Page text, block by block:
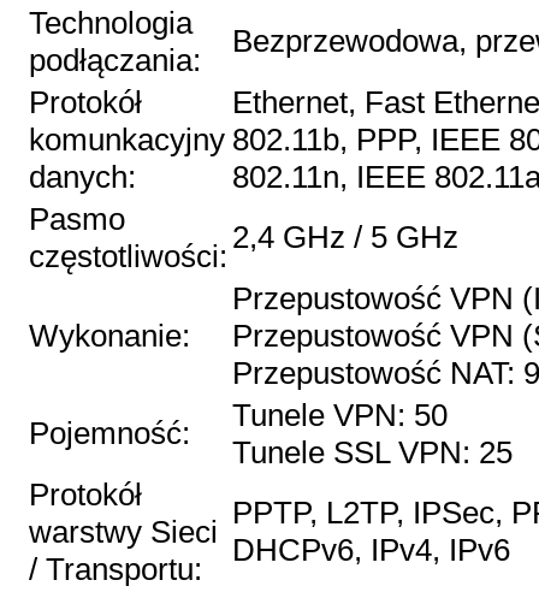
Technologia
podłączania:
Bezprzewodowa,
Protokół
komunkacyjny
danych:
Ethernet, Fast
802.11b, PPP, IEEE
802.11n, IEEE
Pasmo
częstotliwości:
2,4 GHz / 5 GHz
Wykonanie:
Przepustowość VPN
Przepustowość VPN
Przepustowość NAT:
Pojemność:
Tunele VPN: 50
Tunele SSL VPN: 25
Protokół
warstwy Sieci
/ Transportu:
PPTP, L2TP, IPSec,
DHCPv6, IPv4, IPv6